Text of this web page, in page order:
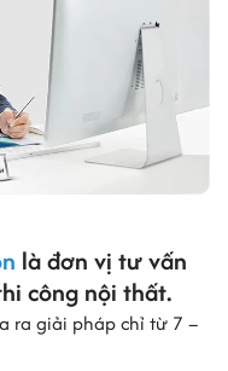
là đơn vị tư vấn
công nội thất.
ra giải pháp chỉ từ 7 –